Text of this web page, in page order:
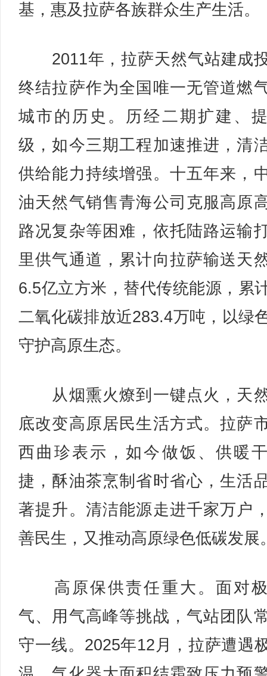
基，惠及拉萨各族群众生产生活。
2011年，拉萨天然气站建成
终结拉萨作为全国唯一无管道燃
城市的历史。历经二期扩建、
级，如今三期工程加速推进，清
供给能力持续增强。十五年来，
油天然气销售青海公司克服高原
路况复杂等困难，依托陆路运输
里供气通道，累计向拉萨输送天
6.5亿立方米，替代传统能源，累
二氧化碳排放近283.4万吨，以绿
守护高原生态。
从烟熏火燎到一键点火，天
底改变高原居民生活方式。拉萨
西曲珍表示，如今做饭、供暖
捷，酥油茶烹制省时省心，生活
著提升。清洁能源走进千家万户
善民生，又推动高原绿色低碳发展
高原保供责任重大。面对
气、用气高峰等挑战，气站团队
守一线。2025年12月，拉萨遭遇